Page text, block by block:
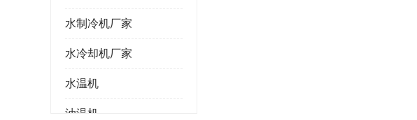
水制冷机厂家
水冷却机厂家
水温机
油温机